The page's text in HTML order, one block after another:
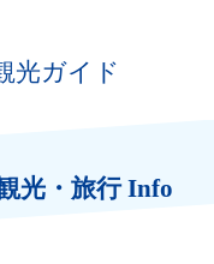
光ガイド
光・旅行 Info